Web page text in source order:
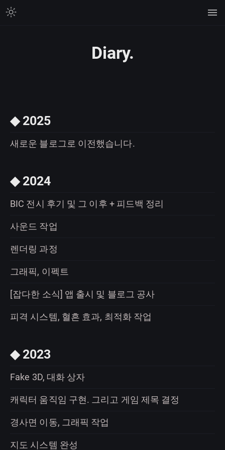
Diary.
◆ 2025
새로운 블로그로 이전했습니다.
◆ 2024
BIC 전시 후기 및 그 이후 + 피드백 정리
사운드 작업
렌더링 과정
그래픽, 이펙트
[잡다한 소식] 앱 출시 및 블로그 공사
피격 시스템, 혈흔 효과, 최적화 작업
◆ 2023
Fake 3D, 대화 상자
캐릭터 움직임 구현. 그리고 게임 제목 결정
경사면 이동, 그래픽 작업
지도 시스템 완성